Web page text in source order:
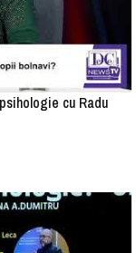
cu Radu